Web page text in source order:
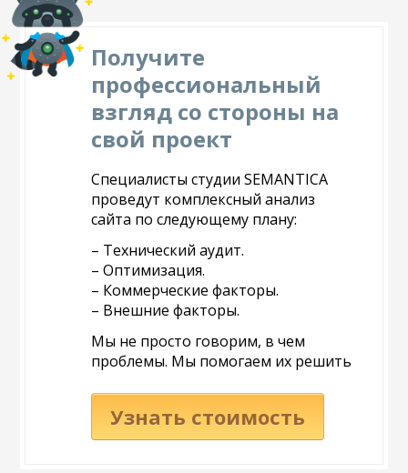
Получите
профессиональный
взгляд со стороны на
свой проект
Специалисты студии SEMANTICA
проведут комплексный анализ
сайта по следующему плану:
– Технический аудит.
– Оптимизация.
– Коммерческие факторы.
– Внешние факторы.
Мы не просто говорим, в чем
проблемы. Мы помогаем их решить
Узнать стоимость